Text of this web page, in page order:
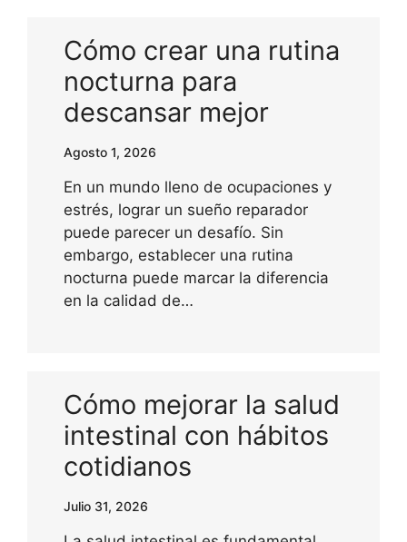
Cómo crear una rutina
nocturna para
descansar mejor
Agosto 1, 2026
En un mundo lleno de ocupaciones y
estrés, lograr un sueño reparador
puede parecer un desafío. Sin
embargo, establecer una rutina
nocturna puede marcar la diferencia
en la calidad de…
Cómo mejorar la salud
intestinal con hábitos
cotidianos
Julio 31, 2026